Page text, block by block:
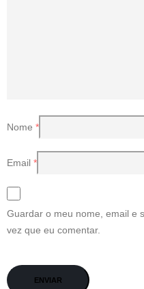
Nome *
Email *
Guardar o meu nome, email e
vez que eu comentar.